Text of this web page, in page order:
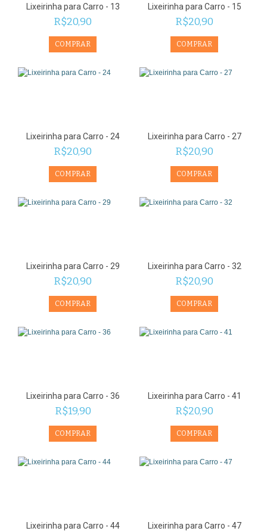
Lixeirinha para Carro - 13
R$20,90
Lixeirinha para Carro - 15
R$20,90
Lixeirinha para Carro - 24
R$20,90
Lixeirinha para Carro - 27
R$20,90
Lixeirinha para Carro - 29
R$20,90
Lixeirinha para Carro - 32
R$20,90
Lixeirinha para Carro - 36
R$19,90
Lixeirinha para Carro - 41
R$20,90
Lixeirinha para Carro - 44 Lixeirinha para Carro - 47